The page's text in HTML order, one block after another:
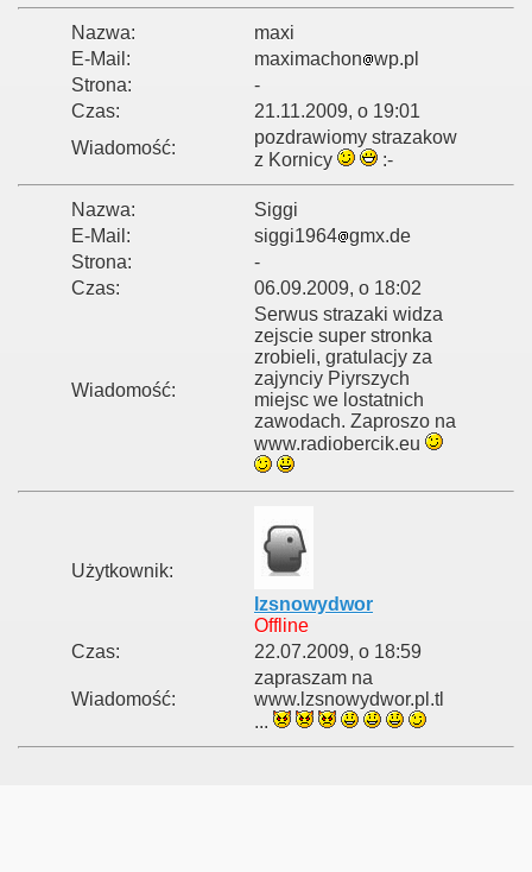
Nazwa:
maxi
E-Mail:
maximachon
wp.pl
Strona:
-
Czas:
21.11.2009, o 19:01
Wiadomość:
pozdrawiomy strazakow
z Kornicy
:-
Nazwa:
Siggi
E-Mail:
siggi1964 gmx.de
Strona:
-
Czas:
06.09.2009, o 18:02
Wiadomość:
Serwus strazaki widza
zejscie super stronka
zrobieli, gratulacjy za
zajynciy Piyrszych
miejsc we lostatnich
zawodach. Zaproszo na
www.radiobercik.eu
Użytkownik:
lzsnowydwor
Offline
Czas:
22.07.2009, o 18:59
Wiadomość:
zapraszam na
www.lzsnowydwor.pl.tl
...